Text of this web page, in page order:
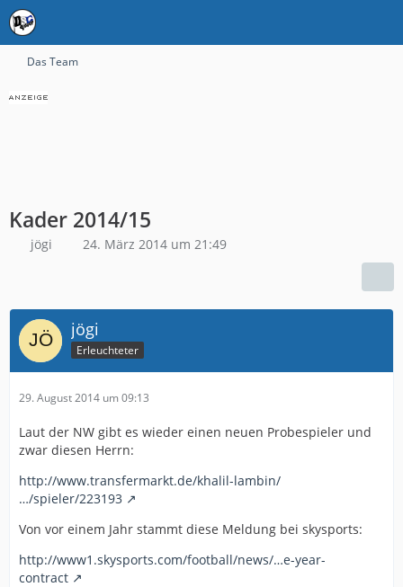
Das Team
Kader 2014/15
jögi 24. März 2014 um 21:49
jögi
Erleuchteter
29. August 2014 um 09:13
Laut der NW gibt es wieder einen neuen Probespieler und
zwar diesen Herrn:
http://www.transfermarkt.de/khalil-lambin/
…/spieler/223193
Von vor einem Jahr stammt diese Meldung bei skysports:
http://www1.skysports.com/football/news/…e-year-
contract